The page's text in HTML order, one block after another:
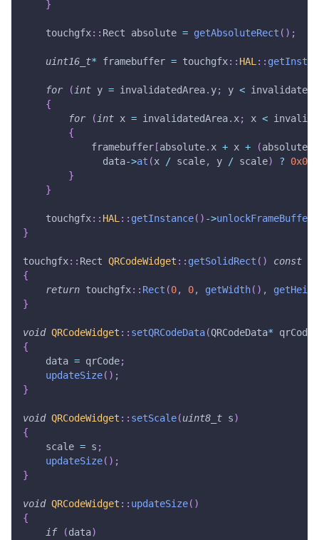
}
    touchgfx
:: Rect absolute = getAbsoluteRect ( ) ;
uint16_t* framebuffer = touchgfx:: HAL::
for (int y = invalidatedArea. y; y <
{
for
(int x = invalidatedArea.x; x <
{
            framebuffer
[absolute.x + x + (absolute
              data
->at (x / scale, y / scale) ?
}
}
    touchgfx
:: HAL:: getInstance( ) ->unlockFrameBuffer
}
touchgfx:: Rect QRCodeWidget :: getSolidRect ( )
const
{
return touchgfx:: Rect (0, 0, getWidth( ) ,
}
void QRCodeWidget :: setQRCodeData(QRCodeData* qrCode
{
    data
= qrCode;
updateSize( ) ;
}
void QRCodeWidget :: setScale(uint8_t s)
{
    scale
= s ;
updateSize( ) ;
}
void QRCodeWidget :: updateSize( )
{
if
(data)